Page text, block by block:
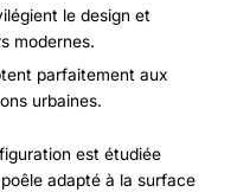
le design et
modernes.
parfaitement aux
urbaines.
est étudiée
adapté à la surface